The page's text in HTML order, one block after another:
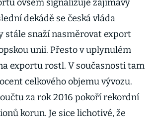
ovšem signalizuje zajímavý
dekádě se česká vláda
stále snaží nasměrovat export
unii. Přesto v uplynulém
exportu rostl. V současnosti tam
celkového objemu vývozu.
za rok 2016 pokoří rekordní
korun. Je sice lichotivé, že